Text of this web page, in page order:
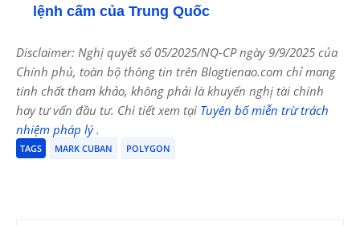
lệnh cấm của Trung Quốc
Disclaimer: Nghị quyết số 05/2025/NQ-CP ngày 9/9/2025 của
Chính phủ, toàn bộ thông tin trên Blogtienao.com chỉ mang
tính chất tham khảo, không phải là khuyến nghị tài chính
hay tư vấn đầu tư. Chi tiết xem tại Tuyên bố miễn trừ trách
nhiệm pháp lý.
TAGS MARK CUBAN POLYGON